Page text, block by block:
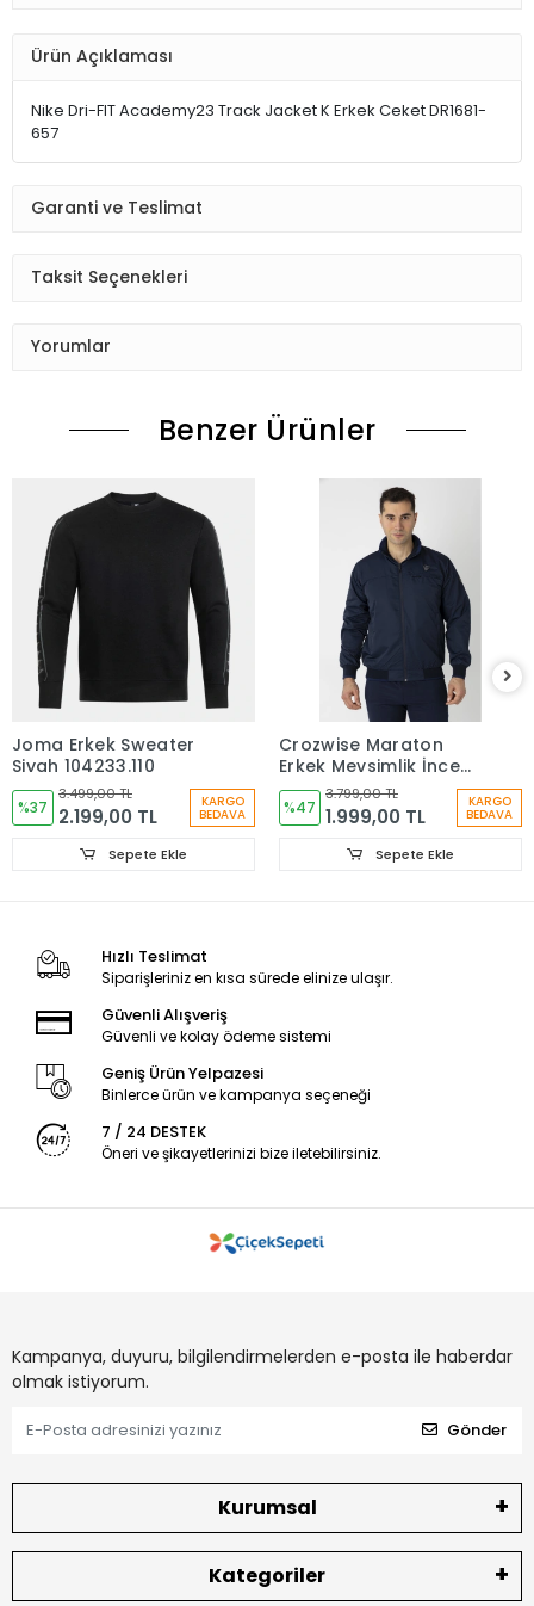
Ürün Açıklaması
Nike Dri-FIT Academy23 Track Jacket K Erkek Ceket DR1681-
657
Garanti ve Teslimat
Taksit Seçenekleri
Yorumlar
Benzer Ürünler
Joma Erkek Sweater
Siyah 104233.110
%37
3.499,00 TL
2.199,00 TL
KARGO
BEDAVA
Sepete Ekle
Crozwise Maraton
Erkek Mevsimlik İnce
Mont Lacivert 6057-01
%47
3.799,00 TL
1.999,00 TL
KARGO
BEDAVA
Sepete Ekle
Hızlı Teslimat
Siparişleriniz en kısa sürede elinize ulaşır.
Güvenli Alışveriş
Güvenli ve kolay ödeme sistemi
Geniş Ürün Yelpazesi
Binlerce ürün ve kampanya seçeneği
7 / 24 DESTEK
Öneri ve şikayetlerinizi bize iletebilirsiniz.
Kampanya, duyuru, bilgilendirmelerden e-posta ile haberdar
olmak istiyorum.
Gönder
Kurumsal
Kategoriler